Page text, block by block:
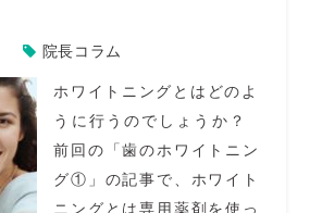
院長コラム
ホワイトニングとはどのよ
うに行うのでしょうか？
前回の「歯のホワイトニン
グ①」の記事で、ホワイト
ニングとは専用薬剤を使っ